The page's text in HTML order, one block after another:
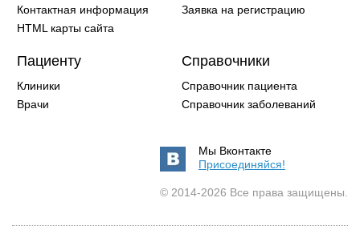
Контактная информация
HTML карты сайта
Заявка на регистрацию
Пациенту
Клиники
Врачи
Справочники
Справочник пациента
Справочник заболеваний
Мы Вконтакте
Присоединяйся!
© 2014-2026 Все права защищены.